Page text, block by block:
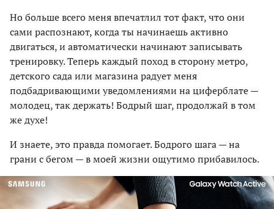
Но больше всего меня впечатлил тот факт, что они
сами распознают, когда ты начинаешь активно
двигаться, и автоматически начинают записывать
тренировку. Теперь каждый поход в сторону метро,
детского сада или магазина радует меня
подбадривающими уведомлениями на циферблате —
молодец, так держать! Бодрый шаг, продолжай в том
же духе!
И знаете, это правда помогает. Бодрого шага — на
грани с бегом — в моей жизни ощутимо прибавилось.